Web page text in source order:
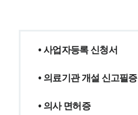
• 사업자등록 신청서
• 의료기관 개설 신고필증
• 의사 면허증